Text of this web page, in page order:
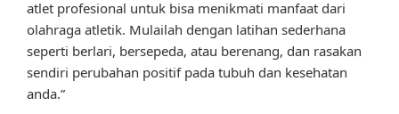
atlet profesional untuk bisa menikmati manfaat dari
olahraga atletik. Mulailah dengan latihan sederhana
seperti berlari, bersepeda, atau berenang, dan rasakan
sendiri perubahan positif pada tubuh dan kesehatan
anda.”